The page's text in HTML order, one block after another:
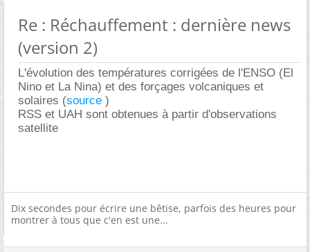
Re : Réchauffement : dernière news
(version 2)
L'évolution des températures corrigées de l'ENSO (El
Nino et La Nina) et des forçages volcaniques et
solaires (source )
RSS et UAH sont obtenues à partir d'observations
satellite
Dix secondes pour écrire une bêtise, parfois des heures pour
montrer à tous que c'en est une...